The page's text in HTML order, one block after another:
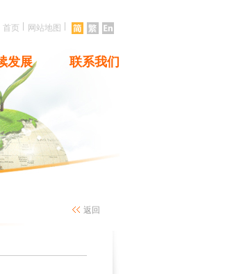
首页 网站地图
发展 联系我们
返回